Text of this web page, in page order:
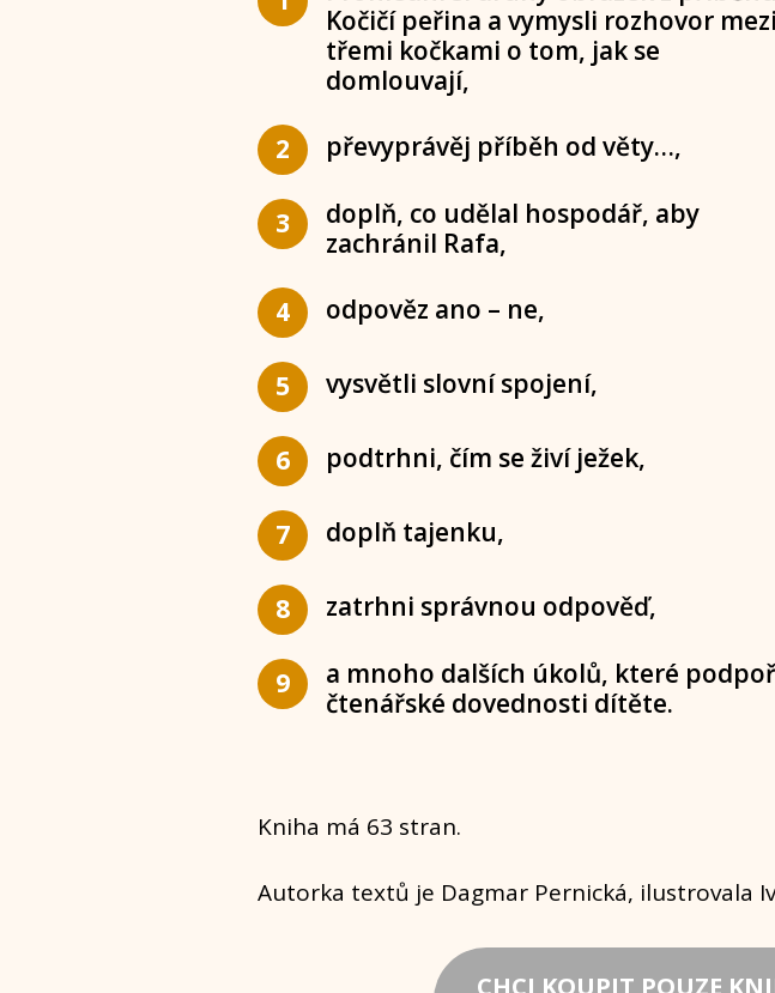
Kočičí peřina a vymysli rozhovor mezi
třemi kočkami o tom, jak se
domlouvají,
2 převyprávěj příběh od věty…,
3
doplň, co udělal hospodář, aby
zachránil Rafa,
4 odpověz ano – ne,
5 vysvětli slovní spojení,
6 podtrhni, čím se živí ježek,
7 doplň tajenku,
8 zatrhni správnou odpověď,
9
a mnoho dalších úkolů, které
čtenářské dovednosti dítěte.
Kniha má 63 stran.
Autorka textů je Dagmar Pernická, ilustrovala
CHCI KOUPIT POUZE